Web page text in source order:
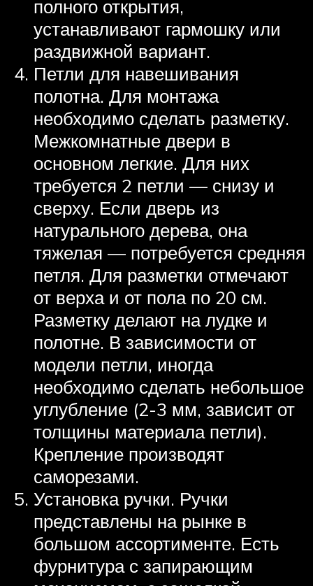
полного открытия,
устанавливают гармошку или
раздвижной вариант.
Петли для навешивания
полотна. Для монтажа
необходимо сделать разметку.
Межкомнатные двери в
основном легкие. Для них
требуется 2 петли — снизу и
сверху. Если дверь из
натурального дерева, она
тяжелая — потребуется средняя
петля. Для разметки отмечают
от верха и от пола по 20 см.
Разметку делают на лудке и
полотне. В зависимости от
модели петли, иногда
необходимо сделать небольшое
углубление (2-3 мм, зависит от
толщины материала петли).
Крепление производят
саморезами.
Установка ручки. Ручки
представлены на рынке в
большом ассортименте. Есть
фурнитура с запирающим